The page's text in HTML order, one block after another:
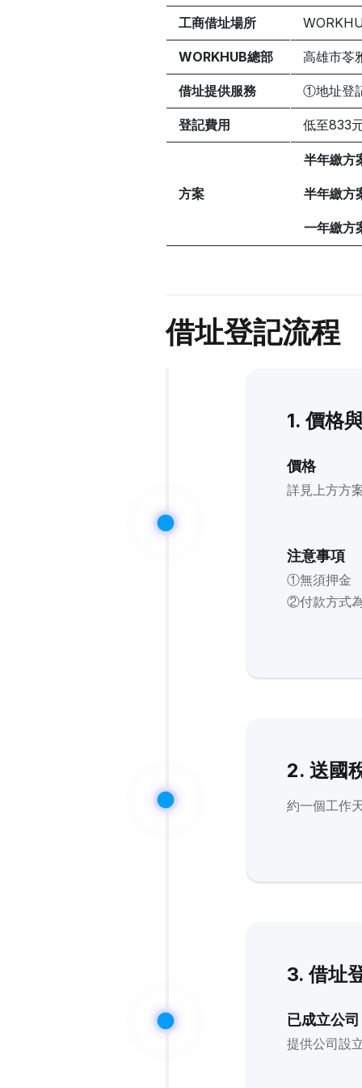
工商借址場所
WORKHUB總部 高雄市
借址提供服務 ①地址登
登記費用 低至833
方案
半年繳方
半年繳
一年繳
借址登記流程
1. 價格
價格
詳見上方方
注意事項
①無須押金
②付款方式
2. 送國
約一個工作
3. 借址
已成立公司
提供公司設